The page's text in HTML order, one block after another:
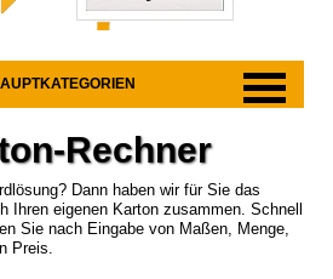
Rechner
Dann haben wir für Sie das
Ihren eigenen Karton zusammen. Schnell
Sie nach Eingabe von Maßen, Menge,
Preis.